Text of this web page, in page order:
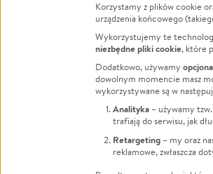
FacebookTwitter Instagram
LinkedInTikTok Youtube
Korzystamy z plików cookie
urządzenia końcowego
Wykorzystujemy te
niezbędne pliki cookie, które
Dodatkowo, używamy
dowolnym momencie masz
wykorzystywane są w
Analityka – używamy
trafiają do serwisu, jak
Retargeting – my oraz
reklamowe, zwłaszcza